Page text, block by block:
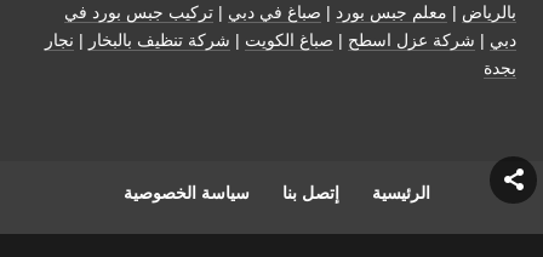
بالرياض | معلم جبس بورد | صباغ في دبي | تركيب جبس بورد في
دبي | شركة عزل اسطح | صباغ الكويت | شركة تنظيف بالبخار | نجار
بجدة
الرئيسية إتصل بنا سياسة الخصوصية